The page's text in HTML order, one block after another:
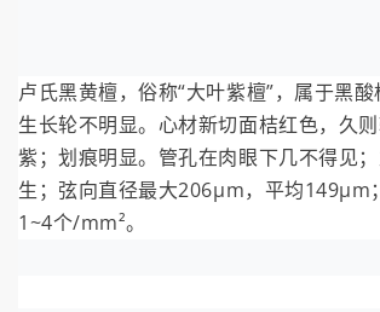
卢氏黑黄檀，俗称“大叶紫檀”，属于黑酸
生长轮不明显。心材新切面桔红色，久
紫；划痕明显。管孔在肉眼下几不得见
生；弦向直径最大206μm，平均149μm
1~4个/mm²。